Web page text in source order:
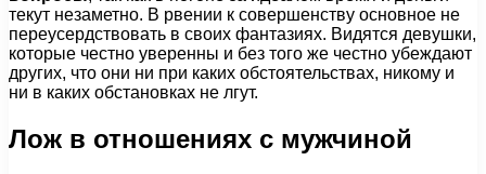
текут незаметно. В рвении к совершенству основное не
переусердствовать в своих фантазиях. Видятся девушки,
которые честно уверенны и без того же честно убеждают
других, что они ни при каких обстоятельствах, никому и
ни в каких обстановках не лгут.
Лож в отношениях с мужчиной